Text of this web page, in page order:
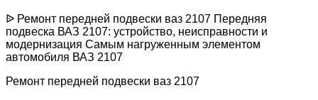
ᐉ Ремонт передней подвески ваз 2107 Передняя
подвеска ВАЗ 2107: устройство, неисправности и
модернизация Самым нагруженным элементом
автомобиля ВАЗ 2107
Ремонт передней подвески ваз 2107